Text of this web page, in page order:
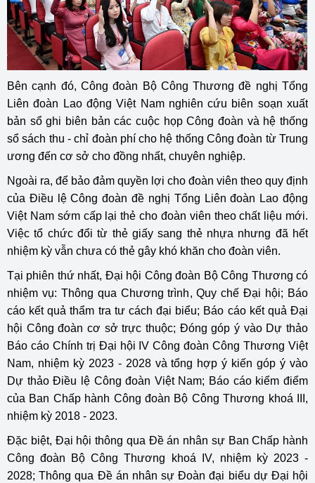
Bên cạnh đó, Công đoàn Bộ Công Thương đề nghị Tổng
Liên đoàn Lao động Việt Nam nghiên cứu biên soạn xuất
bản sổ ghi biên bản các cuộc họp Công đoàn và hệ thống
sổ sách thu - chỉ đoàn phí cho hệ thống Công đoàn từ Trung
ương đến cơ sở cho đồng nhất, chuyên nghiệp.
Ngoài ra, để bảo đảm quyền lợi cho đoàn viên theo quy định
của Điều lệ Công đoàn đề nghị Tổng Liên đoàn Lao động
Việt Nam sớm cấp lại thẻ cho đoàn viên theo chất liệu mới.
Việc tổ chức đổi từ thẻ giấy sang thẻ nhựa nhưng đã hết
nhiệm kỳ vẫn chưa có thẻ gây khó khăn cho đoàn viên.
Tại phiên thứ nhất, Đại hội Công đoàn Bộ Công Thương có
nhiệm vụ: Thông qua Chương trình, Quy chế Đại hội; Báo
cáo kết quả thẩm tra tư cách đại biểu; Báo cáo kết quả Đại
hội Công đoàn cơ sở trực thuộc; Đóng góp ý vào Dự thảo
Báo cáo Chính trị Đại hội IVCông đoàn Công Thương Việt
Nam, nhiệm kỳ 2023 - 2028 và tổng hợp ý kiến góp ý vào
Dự thảo Điều lệ Công đoàn Việt Nam; Báo cáo kiểm điểm
của Ban Chấp hành Công đoàn Bộ Công Thương khoá III,
nhiệm kỳ 2018 - 2023.
Đặc biệt, Đại hội thông qua Đề án nhân sự Ban Chấp hành
Công đoàn Bộ Công Thương khoá IV, nhiệm kỳ 2023 -
2028; Thông qua Đề án nhân sự Đoàn đại biểu dự Đại hội